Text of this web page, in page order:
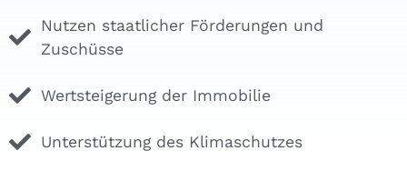
Nutzen staat­licher Förde­rungen und
Zuschüsse
Wert­steige­rung der Immo­bilie
Unterstützung des Klima­schutzes